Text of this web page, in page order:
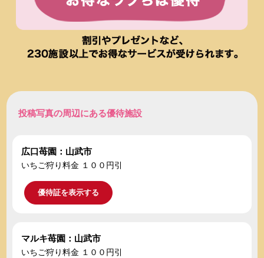
投稿写真の周辺にある優待施設
広口苺園：山武市
いちご狩り料金 １００円引
優待証を表示する
マルキ苺園：山武市
いちご狩り料金 １００円引